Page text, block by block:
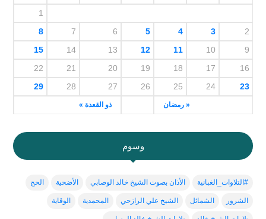
« رمضان ذو القعدة »
1
2
3
4
5
6
7
8
9
10
11
12
13
14
15
16
17
18
19
20
21
22
23
24
25
26
27
28
29
وسوم
#التلاوات_الغبانية الأذان بصوت الشيخ خالد الوصابي الأضحية الحج
الشرور الشمائل الشيخ علي الرازحي المحمدية الوقاية